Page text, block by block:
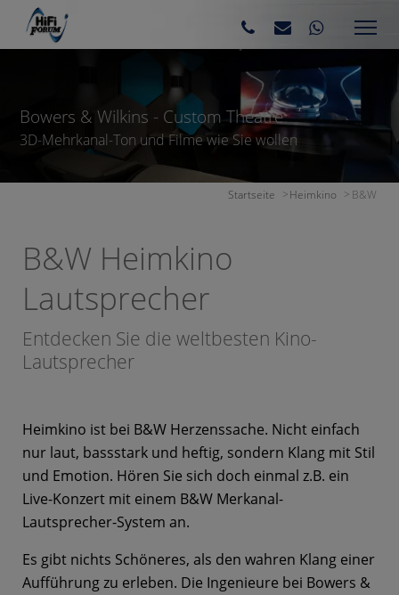
Bowers & Wilkins - Custom Theatre
3D-Mehrkanal-Ton und Filme wie Sie wollen
Startseite Heimkino B&W
B&W Heimkino
Lautsprecher
Entdecken Sie die weltbesten Kino-
Lautsprecher
Heimkino ist bei B&W Herzenssache. Nicht einfach
nur laut, bassstark und heftig, sondern Klang mit Stil
und Emotion. Hören Sie sich doch einmal z.B. ein
Live-Konzert mit einem B&W Merkanal-
Lautsprecher-System an.
Es gibt nichts Schöneres, als den wahren Klang einer
Aufführung zu erleben. Die Ingenieure bei Bowers &